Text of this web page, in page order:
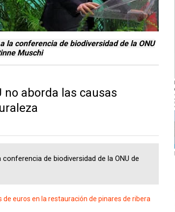
la conferencia de biodiversidad de la ONU
Muschi
no aborda las causas
de biodiversidad de la ONU de
euros en la restauración de pinares de ribera